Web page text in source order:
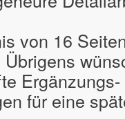
von 16
für eine